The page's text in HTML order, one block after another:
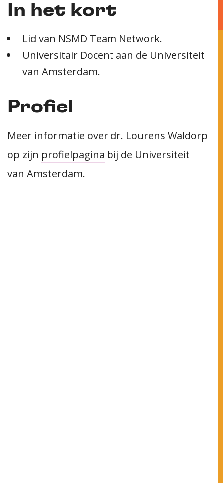
In het kort
Lid van NSMD Team Network.
Universitair Docent aan de Universiteit
van Amsterdam.
Profiel
Meer informatie over dr. Lourens Waldorp
op zijn profielpagina bij de Universiteit
van Amsterdam.